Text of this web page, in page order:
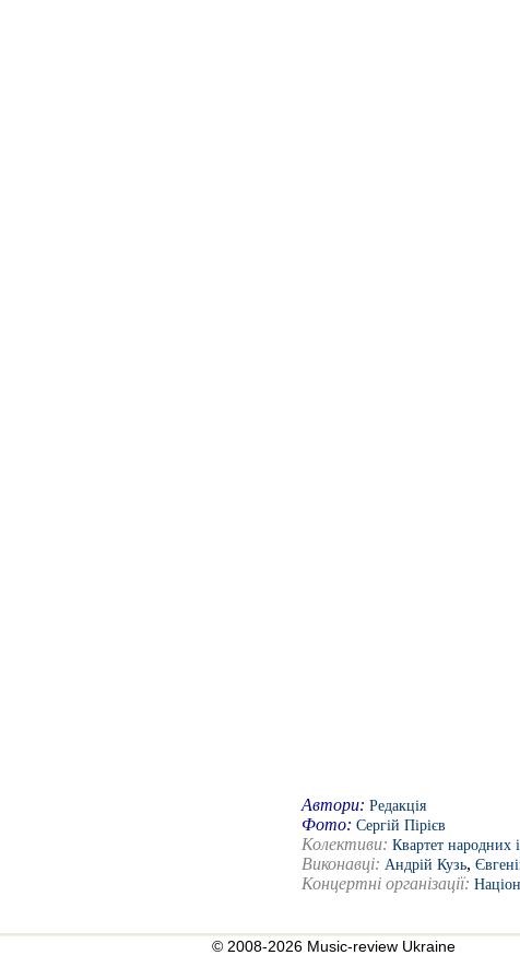
Автори: Редакція
Фото: Сергій Пірієв
Колективи: Квартет народних
Виконавці: Андрій Кузь,
Концертні організації:
© 2008-2026 Music-review Ukraine